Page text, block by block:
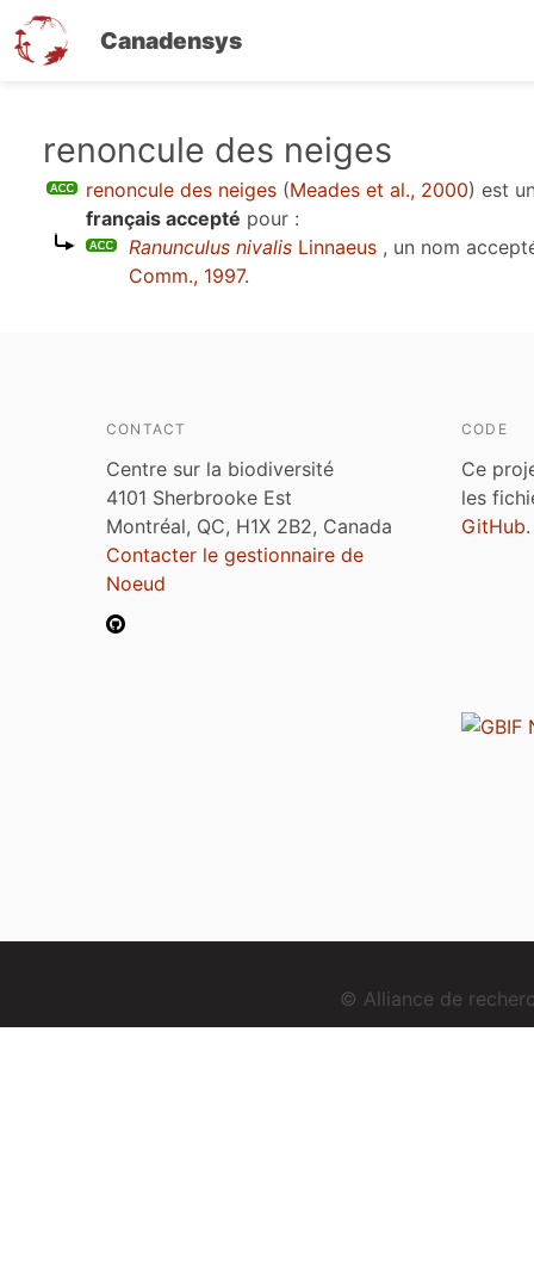
Canadensys
contenu
renoncule des neiges
renoncule des neiges (Meades et al., 2000) est
français accepté pour :
Ranunculus nivalis Linnaeus , un nom
Comm., 1997.
CONTACT
Centre sur la biodiversité
4101 Sherbrooke Est
Montréal, QC, H1X 2B2, Canada
Contacter le gestionnaire de
Noeud
CODE
Ce
les
GitHub.
© Alliance de